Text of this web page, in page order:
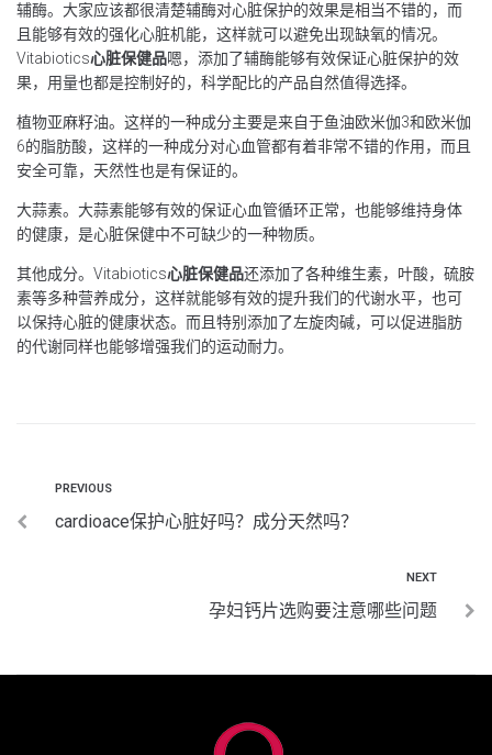
辅酶。大家应该都很清楚辅酶对心脏保护的效果是相当不错的，而
且能够有效的强化心脏机能，这样就可以避免出现缺氧的情况。
Vitabiotics心脏保健品嗯，添加了辅酶能够有效保证心脏保护的效
果，用量也都是控制好的，科学配比的产品自然值得选择。
植物亚麻籽油。这样的一种成分主要是来自于鱼油欧米伽3和欧米伽
6的脂肪酸，这样的一种成分对心血管都有着非常不错的作用，而且
安全可靠，天然性也是有保证的。
大蒜素。大蒜素能够有效的保证心血管循环正常，也能够维持身体
的健康，是心脏保健中不可缺少的一种物质。
其他成分。Vitabiotics心脏保健品还添加了各种维生素，叶酸，硫胺
素等多种营养成分，这样就能够有效的提升我们的代谢水平，也可
以保持心脏的健康状态。而且特别添加了左旋肉碱，可以促进脂肪
的代谢同样也能够增强我们的运动耐力。
PREVIOUS
cardioace保护心脏好吗？成分天然吗？
NEXT
孕妇钙片选购要注意哪些问题